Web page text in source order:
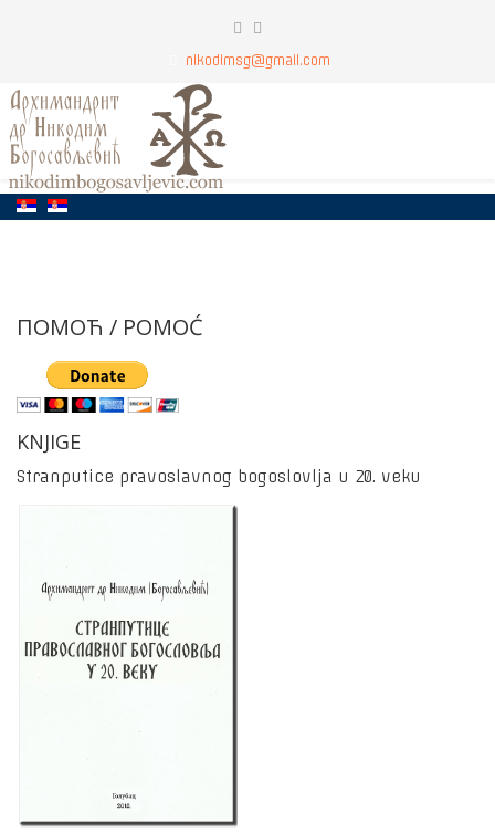
nikodimsg@gmail.com
ПОМОЋ / POMOĆ
KNJIGE
Stranputice pravoslavnog bogoslovlja u 20. veku